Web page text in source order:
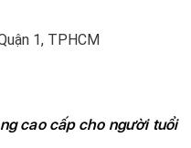
1, TPHCM
cao cấp cho người tuổi